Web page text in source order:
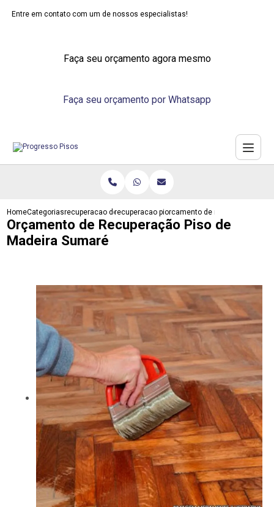
Entre em contato com um de nossos especialistas!
Faça seu orçamento agora mesmo
Faça seu orçamento por Whatsapp
HomeCategoriasrecuperacao de pisosrecuperacao piso em madeira
orcamento de recuperacao
Orçamento de Recuperação Piso de
Madeira Sumaré